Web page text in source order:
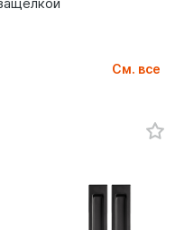
См. все